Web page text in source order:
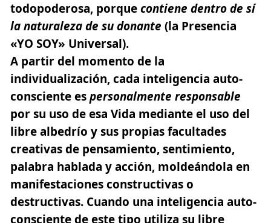
todopoderosa, porquecontiene dentro de sí
la naturaleza de su donante (la Presencia
«YO SOY» Universal).
A partir del momento de la
individualización, cada inteligencia auto-
consciente espersonalmente responsable
por su uso de esa Vida mediante el uso del
libre albedrío y sus propias facultades
creativas de pensamiento, sentimiento,
palabra hablada y acción, moldeándola en
manifestaciones constructivas o
destructivas. Cuando una inteligencia auto-
consciente de este tipo utiliza su libre